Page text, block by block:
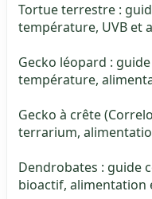
Tortue terrestre :
température, UVB et
Gecko léopard :
température,
Gecko à crête
terrarium,
Dendrobates : guide
bioactif,